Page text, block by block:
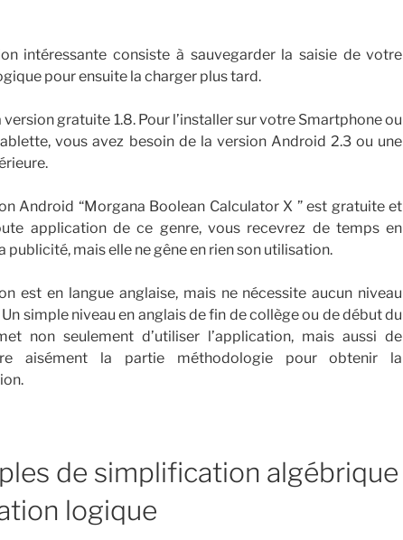
intéressante consiste à sauvegarder la saisie de votre
pour ensuite la charger plus tard.
version gratuite 1.8. Pour l’installer sur votre Smartphone ou
vous avez besoin de la version Android 2.3 ou une
Android “Morgana Boolean Calculator X ” est gratuite et
application de ce genre, vous recevrez de temps en
publicité, mais elle ne gêne en rien son utilisation.
est en langue anglaise, mais ne nécessite aucun niveau
simple niveau en anglais de fin de collège ou de début du
non seulement d’utiliser l’application, mais aussi de
aisément la partie méthodologie pour obtenir la
de simplification algébrique
logique